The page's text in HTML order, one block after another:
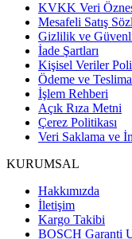
KVKK Veri
Mesafeli Satış
Gizlilik ve
İade Şartları
Kişisel Veriler
Ödeme ve
İşlem Rehberi
Açık Rıza Metni
Çerez Politikası
Veri Saklama ve
KURUMSAL
Hakkımızda
İletişim
Kargo Takibi
BOSCH Garanti